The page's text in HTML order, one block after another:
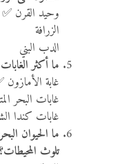
وحيد القرن ✅
الزرافة
الدب البني
ما أكثر
غابة الأمازون
غابات البحر
غابات كندا
ما الحيوان
تلوث